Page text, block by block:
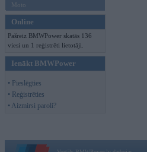
Moto
Online
Pašreiz BMWPower skatās 136
viesi un 1 reģistrēti lietotāji.
Ienākt BMWPower
• Pieslēgties
• Reģistrēties
• Aizmirsi paroli?